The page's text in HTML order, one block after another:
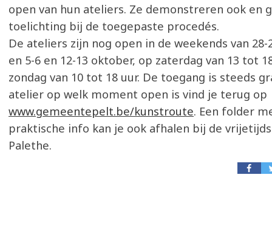
open van hun ateliers. Ze demonstreren ook en
toelichting bij de toegepaste procedés.
De ateliers zijn nog open in de weekends van
en 5-6 en 12-13 oktober, op zaterdag van 13 tot
zondag van 10 tot 18 uur. De toegang is steeds
atelier op welk moment open is vind je terug op
www.gemeentepelt.be/kunstroute. Een folder
praktische info kan je ook afhalen bij de
Palethe.